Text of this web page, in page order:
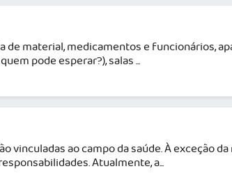
de material, medicamentos e funcionários,
pode esperar?), salas ...
vinculadas ao campo da saúde. À exceção
Atualmente, a...